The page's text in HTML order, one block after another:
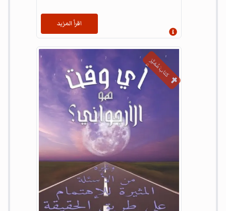
إظهار المعلومات
اقرأ المزيد
كتاب مُمَيَّز